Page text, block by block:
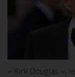
« Kirk Douglas »,